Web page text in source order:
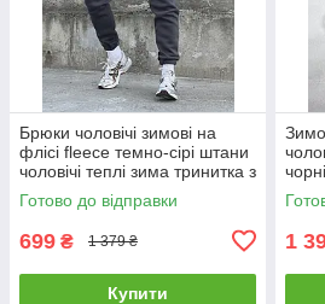
Брюки чоловічі зимові на
флісі fleece темно-сірі штани
чоловічі теплі зима тринитка з
начосом
Готово до відправки
699 ₴ 1 379 ₴
Купити
1